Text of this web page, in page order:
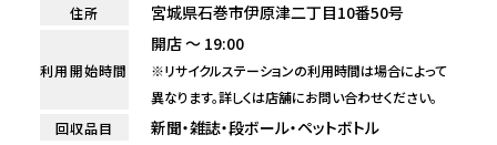
住所 宮城県石巻市伊原津二丁目10番50号
利用開始時間
開店 ～ 19:00
※リサイクルステーションの利用時間は場合によって
異なります。詳しくは店舗にお問い合わせください。
回収品目
新聞・雑誌・段ボール・ペットボトル